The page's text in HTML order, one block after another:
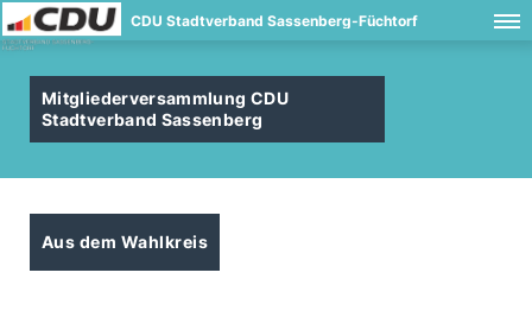
CDU Stadtverband Sassenberg-Füchtorf
Mitgliederversammlung CDU
Stadtverband Sassenberg
Aus dem Wahlkreis